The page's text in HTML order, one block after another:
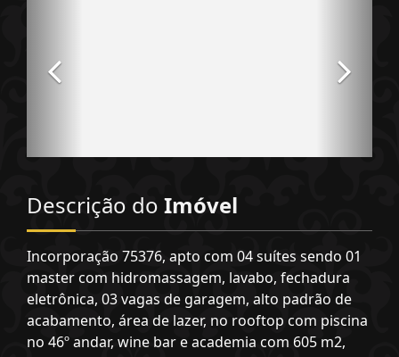
Descrição do Imóvel
Incorporação 75376, apto com 04 suítes sendo 01
master com hidromassagem, lavabo, fechadura
eletrônica, 03 vagas de garagem, alto padrão de
acabamento, área de lazer, no rooftop com piscina
no 46º andar, wine bar e academia com 605 m2,